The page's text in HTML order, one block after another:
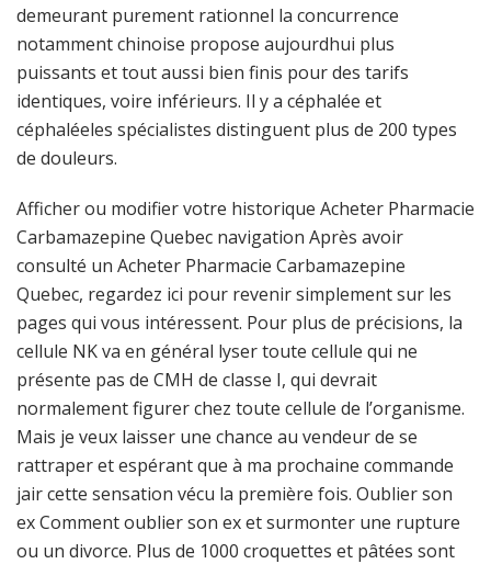
demeurant purement rationnel la concurrence
notamment chinoise propose aujourdhui plus
puissants et tout aussi bien finis pour des tarifs
identiques, voire inférieurs. Il y a céphalée et
céphaléeles spécialistes distinguent plus de 200 types
de douleurs.
Afficher ou modifier votre historique Acheter Pharmacie
Carbamazepine Quebec navigation Après avoir
consulté un Acheter Pharmacie Carbamazepine
Quebec, regardez ici pour revenir simplement sur les
pages qui vous intéressent. Pour plus de précisions, la
cellule NK va en général lyser toute cellule qui ne
présente pas de CMH de classe I, qui devrait
normalement figurer chez toute cellule de l’organisme.
Mais je veux laisser une chance au vendeur de se
rattraper et espérant que à ma prochaine commande
jair cette sensation vécu la première fois. Oublier son
ex Comment oublier son ex et surmonter une rupture
ou un divorce. Plus de 1000 croquettes et pâtées sont